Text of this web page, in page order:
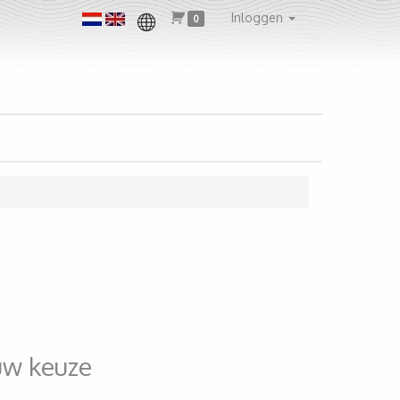
0 Inloggen
keuze